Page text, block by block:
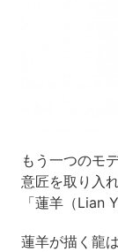
もう一つのモ
意匠を取り入
「蓮羊（Lian
蓮羊が描く龍